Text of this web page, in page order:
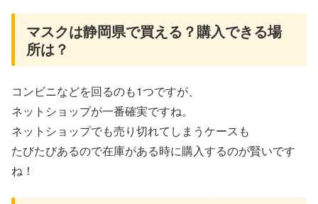
マスクは静岡県で買える？購入できる場
所は？
コンビニなどを回るのも1つですが、
ネットショップが一番確実ですね。
ネットショップでも売り切れてしまうケースも
たびたびあるので在庫がある時に購入するのが賢いです
ね！